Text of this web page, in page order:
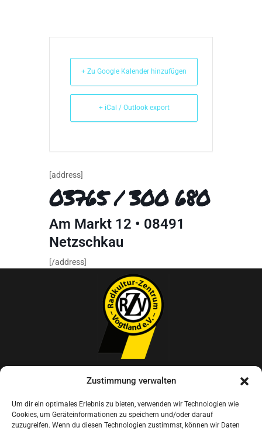
Zustimmung verwalten
Um dir ein optimales Erlebnis zu bieten, verwenden wir Technologien wie
Cookies, um Geräteinformationen zu speichern und/oder darauf
zuzugreifen. Wenn du diesen Technologien zustimmst, können wir Daten
+ Zu Google Kalender hinzufügen
+ iCal / Outlook export
[address]
03765 / 300 680
Am Markt 12 • 08491
Netzschkau
[/address]
Radkultur-Zentrum Vogtland e.V.
Am Markt 12, 08491 Netzschkau